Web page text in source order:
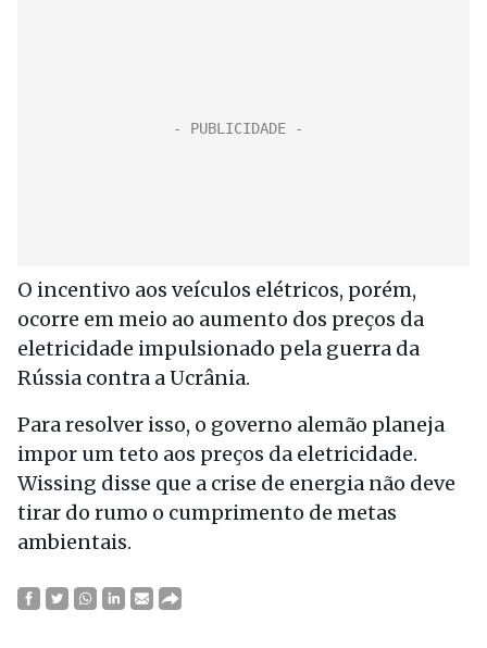
O incentivo aos veículos elétricos, porém,
ocorre em meio ao aumento dos preços da
eletricidade impulsionado pela guerra da
Rússia contra a Ucrânia.
Para resolver isso, o governo alemão planeja
impor um teto aos preços da eletricidade.
Wissing disse que a crise de energia não deve
tirar do rumo o cumprimento de metas
ambientais.